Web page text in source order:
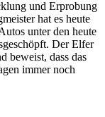
und Erprobung
hat es heute
unter den heute
Der Elfer
beweist, dass das
immer noch